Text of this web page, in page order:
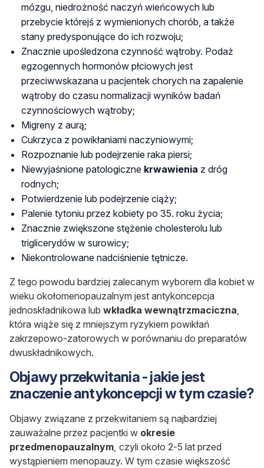
mózgu, niedrożność naczyń wieńcowych lub
przebycie którejś z wymienionych chorób, a także
stany predysponujące do ich rozwoju;
Znacznie upośledzona czynność wątroby. Podaż
egzogennych hormonów płciowych jest
przeciwwskazana u pacjentek chorych na zapalenie
wątroby do czasu normalizacji wyników badań
czynnościowych wątroby;
Migreny z aurą;
Cukrzyca z powikłaniami naczyniowymi;
Rozpoznanie lub podejrzenie raka piersi;
Niewyjaśnione patologiczne krwawienia z dróg
rodnych;
Potwierdzenie lub podejrzenie ciąży;
Palenie tytoniu przez kobiety po 35. roku życia;
Znacznie zwiększone stężenie cholesterolu lub
triglicerydów w surowicy;
Niekontrolowane nadciśnienie tętnicze.
Z tego powodu bardziej zalecanym wyborem dla kobiet w
wieku okołomenopauzalnym jest antykoncepcja
jednoskładnikowa lub wkładka wewnątrzmaciczna
która wiąże się z mniejszym ryzykiem powikłań
zakrzepowo-zatorowych w porównaniu do preparatów
dwuskładnikowych.
Objawy przekwitania - jakie jest
znaczenie antykoncepcji w tym czasie?
Objawy związane z przekwitaniem są najbardziej
zauważalne przez pacjentki w okresie
przedmenopauzalnym , czyli około 2-5 lat przed
wystąpieniem menopauzy. W tym czasie większość